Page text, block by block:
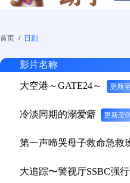
首页 / 日剧
影片名称
大空港～GATE24～ 更新
冷淡同期的溺爱癖 更新至
第一声啼哭母子救命急救
大追踪〜警视厅SSBC强